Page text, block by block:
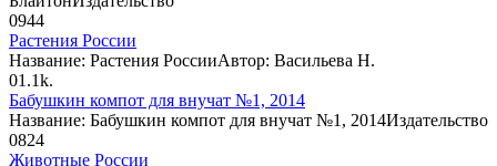
0944
Растения России
Название: Растения РоссииАвтор: Васильева Н.
01.1k.
Бабушкин компот для внучат №1, 2014
Название: Бабушкин компот для внучат №1, 2014Издательство
0824
Животные России